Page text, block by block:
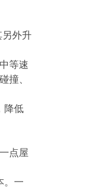
另外升
等速
撞、
降低
点屋
。一